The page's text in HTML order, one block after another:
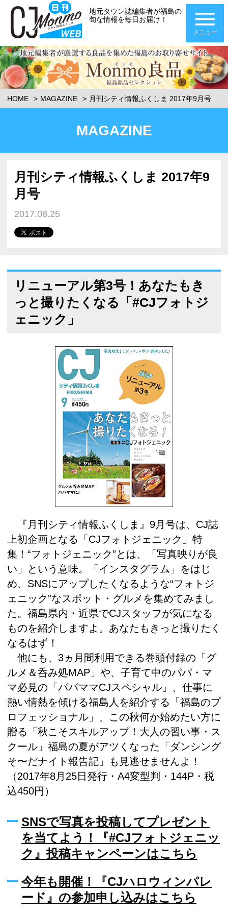
地元タウン誌編集者が福島の
旬な情報を毎日お届け！
メニュー
HOME MAGAZINE 月刊シティ情報ふくしま 2017年9月号
MAGAZINE
月刊シティ情報ふくしま 2017年9
月号
2017.08.25
リニューアル第3号！あなたもき
っと撮りたくなる「#CJフォトジ
ェニック」
『月刊シティ情報ふくしま』9月号は、CJ誌
上初企画となる「CJフォトジェニック」特
集！“フォトジェニック”とは、「写真映りが良
い」という意味。「インスタグラム」をはじ
め、SNSにアップしたくなるような“フォトジ
ェニック”なスポット・グルメを集めてみまし
た。福島県内・近県でCJスタッフが気になる
ものを紹介しますよ。あなたもきっと撮りたく
なるはず！
他にも、3ヵ月間利用できる巻頭付録の「グ
ルメ＆呑み処MAP」や、子育て中のパパ・マ
マ必見の「パパママCJスペシャル」、仕事に
熱い情熱を傾ける福島人を紹介する「福島のプ
ロフェッショナル」、この秋何か始めたい方に
贈る「秋こそスキルアップ！大人の習い事・ス
クール」福島の夏がアツくなった「ダンシング
そ〜だナイト報告記」も見逃せませんよ！
（2017年8月25日発行・A4変型判・144P・税
込450円）
SNSで写真を投稿してプレゼント
を当てよう！『#CJフォトジェニッ
ク』投稿キャンペーンはこちら
今年も開催！『CJハロウィンパレ
ード』の参加申し込みはこちら